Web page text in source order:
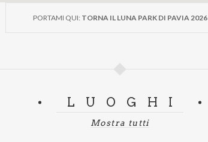
PORTAMI QUI: TORNA IL LUNA PARK DI PAVIA 2026
LUOGHI
Mostra tutti